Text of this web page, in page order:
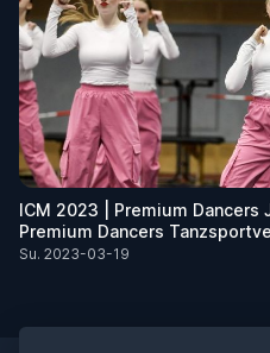
ICM 2023 | Premium Dancers
Premium Dancers
Su. 2023-03-19